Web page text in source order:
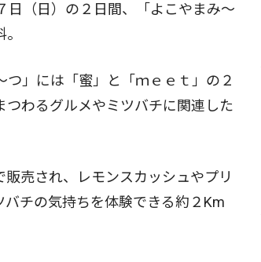
（日）の２日間、「よこやまみ〜
」には「蜜」と「ｍｅｅｔ」の２
わるグルメやミツバチに関連した
売され、レモンスカッシュやプリ
チの気持ちを体験できる約２Km